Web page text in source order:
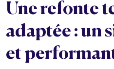
Une refonte
adaptée : un
et